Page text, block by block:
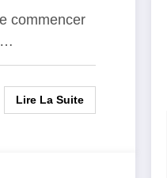
commencer
Lire La Suite